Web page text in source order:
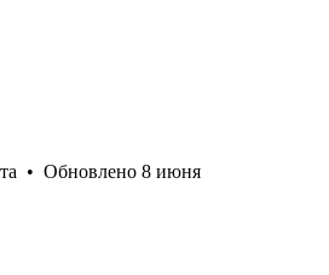
• Обновлено 8 июня